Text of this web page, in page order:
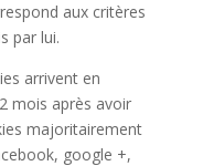
aux critères
par lui.
arrivent en
mois après avoir
majoritairement
google +,